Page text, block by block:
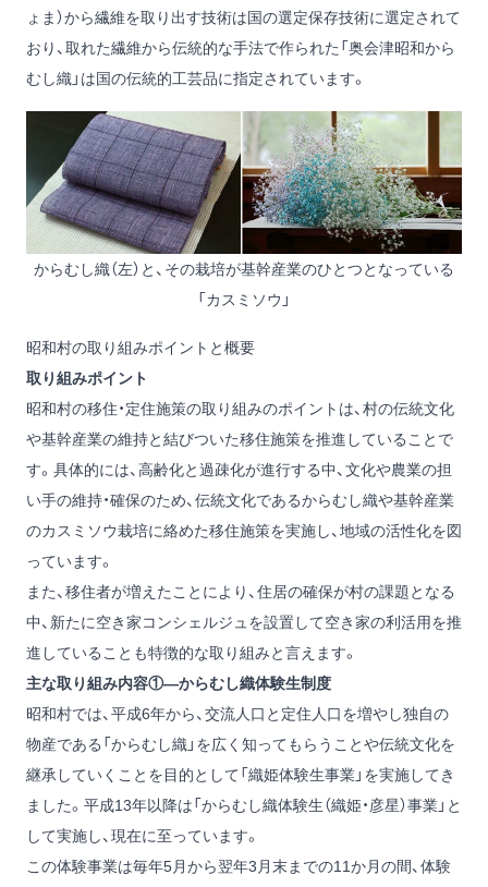
ょま）から繊維を取り出す技術は国の選定保存技術に選定されて
おり、取れた繊維から伝統的な手法で作られた「奥会津昭和から
むし織」は国の伝統的工芸品に指定されています。
からむし織（左）と、その栽培が基幹産業のひとつとなっている
「カスミソウ」
昭和村の取り組みポイントと概要
取り組みポイント
昭和村の移住・定住施策の取り組みのポイントは、村の伝統文化
や基幹産業の維持と結びついた移住施策を推進していることで
す。具体的には、高齢化と過疎化が進行する中、文化や農業の担
い手の維持・確保のため、伝統文化であるからむし織や基幹産業
のカスミソウ栽培に絡めた移住施策を実施し、地域の活性化を図
っています。
また、移住者が増えたことにより、住居の確保が村の課題となる
中、新たに空き家コンシェルジュを設置して空き家の利活用を推
進していることも特徴的な取り組みと言えます。
主な取り組み内容①―からむし織体験生制度
昭和村では、平成6年から、交流人口と定住人口を増やし独自の
物産である「からむし織」を広く知ってもらうことや伝統文化を
継承していくことを目的として「織姫体験生事業」を実施してき
ました。平成13年以降は「からむし織体験生（織姫・彦星）事業」と
して実施し、現在に至っています。
この体験事業は毎年5月から翌年3月末までの11か月の間、体験